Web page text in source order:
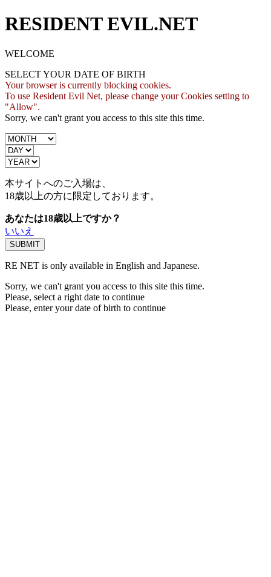
RESIDENT EVIL.NET
WELCOME
SELECT YOUR DATE OF BIRTH
Your browser is currently blocking cookies.
To use Resident Evil Net, please change your Cookies setting to
"Allow".
Sorry, we can't grant you access to this site this time.
本サイトへのご入場は、
18歳以上の方に限定しております。
あなたは18歳以上ですか？
いいえ
RE NET is only available in English and Japanese.
Sorry, we can't grant you access to this site this time.
Please, select a right date to continue
Please, enter your date of birth to continue